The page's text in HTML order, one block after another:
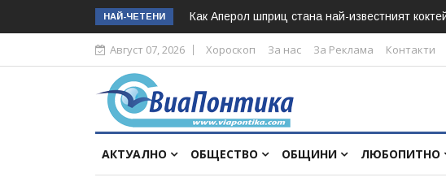
НАЙ-ЧЕТЕНИ Как Аперол шприц стана най-известният
Август 07, 2026 Хороскоп За нас За Реклама Контакти
АКТУАЛНО ОБЩЕСТВО ОБЩИНИ ЛЮБОПИТНО